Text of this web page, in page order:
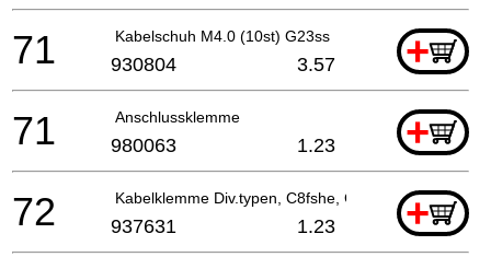
Kabelschuh M4.0 (10st) G23ss +
71 930804 3.57
Anschlussklemme +
71 980063 1.23
Kabelklemme Div.typen, C8fshe, Cm5sb, C8fse
+
72 937631 1.23